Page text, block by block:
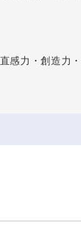
感力・創造力